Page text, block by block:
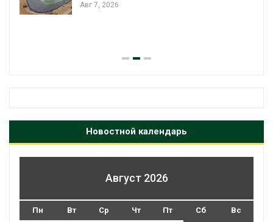
Авг 7, 2026
Новостной календарь
Август 2026
Пн Вт Ср Чт Пт Сб Вс